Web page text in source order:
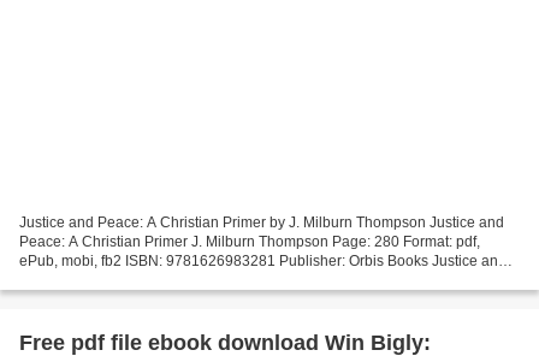
Justice and Peace: A Christian Primer by J. Milburn Thompson Justice and
Peace: A Christian Primer J. Milburn Thompson Page: 280 Format: pdf,
ePub, mobi, fb2 ISBN: 9781626983281 Publisher: Orbis Books Justice and
Free pdf file ebook download Win Bigly: